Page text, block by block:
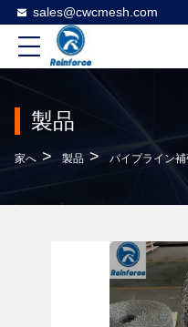
sales@cwcmesh.com
製品
家へ > 製品 > パイプライン